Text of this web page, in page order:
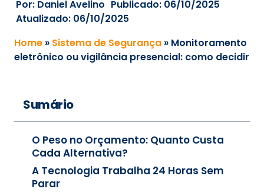
Por: Daniel Avelino Publicado: 06/10/2025
Atualizado: 06/10/2025
Home » Sistema de Segurança » Monitoramento
eletrônico ou vigilância presencial: como decidir
Sumário
O Peso no Orçamento: Quanto Custa
Cada Alternativa?
A Tecnologia Trabalha 24 Horas Sem
Parar